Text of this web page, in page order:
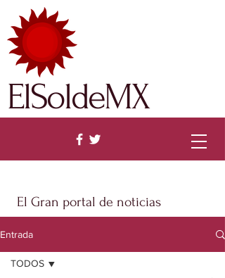
El Gran portal de noticias
ElSoldeMX
Entrada
TODOS